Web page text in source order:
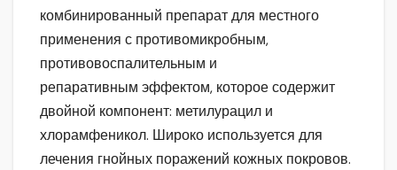
комбинированный препарат для местного
применения с противомикробным,
противовоспалительным и
репаративным эффектом, которое содержит
двойной компонент: метилурацил и
хлорамфеникол. Широко используется для
лечения гнойных поражений кожных покровов.